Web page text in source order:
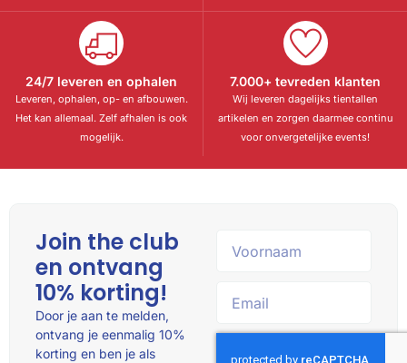
24/7 leveren en ophalen
Leveren, ophalen, op- en afbouwen.
Het kan allemaal. Zelf afhalen is ook
mogelijk.
7.000+ tevreden klanten
Wij leveren dagelijks tientallen
artikelen en zorgen daarmee continu
voor onvergetelijke events!
Join the club
en ontvang
10% korting!
Door je aan te melden,
ontvang je eenmalig 10%
korting en ben je als